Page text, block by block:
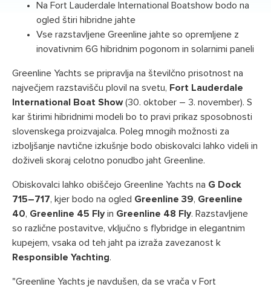
Na Fort Lauderdale International Boatshow bodo na
ogled štiri hibridne jahte
Vse razstavljene Greenline jahte so opremljene z
inovativnim 6G hibridnim pogonom in solarnimi paneli
Greenline Yachts se pripravlja na številčno prisotnost na
največjem razstavišču plovil na svetu, Fort Lauderdale
International Boat Show(30. oktober – 3. november). S
kar štirimi hibridnimi modeli bo to pravi prikaz sposobnosti
slovenskega proizvajalca. Poleg mnogih možnosti za
izboljšanje navtične izkušnje bodo obiskovalci lahko videli in
doživeli skoraj celotno ponudbo jaht Greenline.
Obiskovalci lahko obiščejo Greenline Yachts na G Dock
715–717, kjer bodo na ogled Greenline 39, Greenline
40, Greenline 45 Flyin Greenline 48 Fly. Razstavljene
so različne postavitve, vključno s flybridge in elegantnim
kupejem, vsaka od teh jaht pa izraža zavezanost k
Responsible Yachting.
"Greenline Yachts je navdušen, da se vrača v Fort